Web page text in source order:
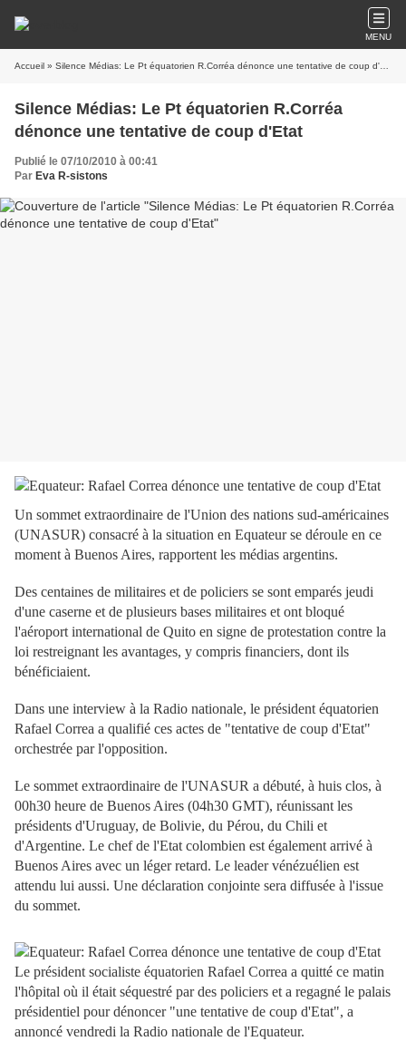
MENU
Accueil » Silence Médias: Le Pt équatorien R.Corréa dénonce une tentative de coup d'Etat
Silence Médias: Le Pt équatorien R.Corréa
dénonce une tentative de coup d'Etat
Publié le 07/10/2010 à 00:41
Par Eva R-sistons
Un sommet extraordinaire de l'Union des nations sud-américaines
(UNASUR) consacré à la situation en Equateur se déroule en ce
moment à Buenos Aires, rapportent les médias argentins.
Des centaines de militaires et de policiers se sont emparés jeudi
d'une caserne et de plusieurs bases militaires et ont bloqué
l'aéroport international de Quito en signe de protestation contre la
loi restreignant les avantages, y compris financiers, dont ils
bénéficiaient.
Dans une interview à la Radio nationale, le président équatorien
Rafael Correa a qualifié ces actes de "tentative de coup d'Etat"
orchestrée par l'opposition.
Le sommet extraordinaire de l'UNASUR a débuté, à huis clos, à
00h30 heure de Buenos Aires (04h30 GMT), réunissant les
présidents d'Uruguay, de Bolivie, du Pérou, du Chili et
d'Argentine. Le chef de l'Etat colombien est également arrivé à
Buenos Aires avec un léger retard. Le leader vénézuélien est
attendu lui aussi. Une déclaration conjointe sera diffusée à l'issue
du sommet.
Le président socialiste équatorien Rafael Correa a quitté ce matin
l'hôpital où il était séquestré par des policiers et a regagné le palais
présidentiel pour dénoncer "une tentative de coup d'Etat", a
annoncé vendredi la Radio nationale de l'Equateur.